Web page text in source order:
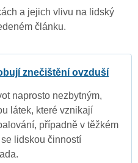
a jejich vlivu na lidský
článku.
znečištění ovzduší
naprosto nezbytným,
látek, které vznikají
případně v těžkém
lidskou činností